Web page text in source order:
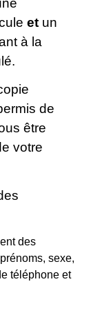
et un
à la
de
être
votre
des
sexe,
téléphone et